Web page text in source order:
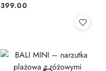
Cena:
399.00